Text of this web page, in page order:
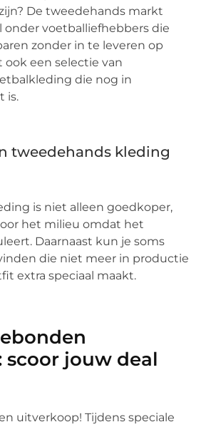
De tweedehands markt
onder voetballiefhebbers die
zonder in te leveren op
ook een selectie van
die nog in
is.
tweedehands kleding
is niet alleen goedkoper,
het milieu omdat het
Daarnaast kun je soms
die niet meer in productie
extra speciaal maakt.
jouw deal
uitverkoop! Tijdens speciale